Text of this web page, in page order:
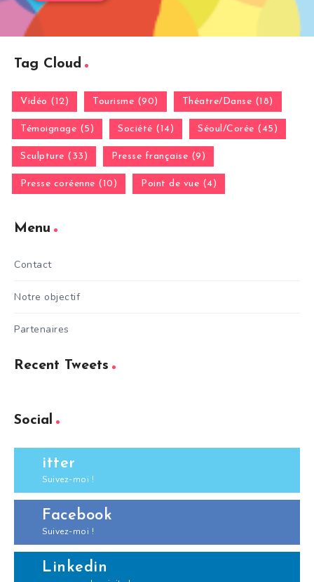
Tag Cloud
Vidéo (12) Tourisme (90) Théatre/Danse (18)
Témoignage (5) Société (14) Séoul/Corée (45)
Sculpture (33) Presse française (9)
Presse coréenne (10) Point de vue (4)
Menu
Contact
Notre objectif
Partenaires
Recent Tweets
Social
itter
Suivez-moi !
Facebook
Suivez-moi !
Linkedin